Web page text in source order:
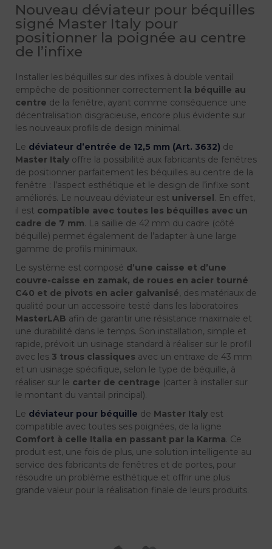
Nouveau déviateur pour béquilles
signé Master Italy pour
positionner la poignée au centre
de l’infixe
Installer les béquilles sur des infixes à double ventail
empêche de positionner correctement la béquille au
centre de la fenêtre, ayant comme conséquence une
décentralisation disgracieuse, encore plus évidente sur
les nouveaux profils de design minimal.
Le déviateur d’entrée de 12,5 mm (Art. 3632) de
Master Italy offre la possibilité aux fabricants de fenêtres
de positionner parfaitement les béquilles au centre de la
fenêtre : l’aspect esthétique et le design de l’infixe sont
améliorés. Le nouveau déviateur est universel. En effet,
il est compatible avec toutes les béquilles avec un
cadre de 7 mm. La saillie de 42 mm du cadre (côté
béquille) permet également de l’adapter à une large
gamme de profils minimaux.
Le système est composé d’une caisse et d’une
couvre-caisse en zamak, de roues en acier tourné
C40 et de pivots en acier galvanisé, des matériaux de
qualité pour un accessoire testé dans les laboratoires
MasterLAB afin de garantir une résistance maximale et
une durabilité dans le temps. Son installation, simple et
rapide, prévoit un usinage standard à réaliser sur le profil
avec les 3 trous classiques avec un entraxe de 43 mm
et un usinage spécifique, selon le type de béquille, à
réaliser sur le carter de centrage (carter à installer sur
le montant du vantail principal).
Le déviateur pour béquille de Master Italy est
compatible avec toutes ses poignées, de la ligne
Comfort à celle Italia en passant par la Karma. Ce
produit est, une fois de plus, une solution intelligente au
service des fabricants de fenêtres et de portes, pour
résoudre un problème esthétique et offrir une plus
grande valeur pour la réalisation finale de leurs produits.